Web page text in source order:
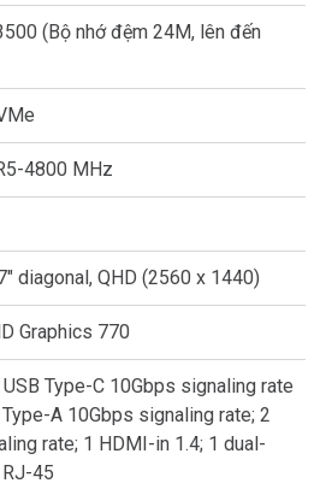
(Bộ nhớ đệm 24M, lên đến
4800 MHz
diagonal, QHD (2560 x 1440)
Graphics 770
USB Type-C 10Gbps signaling rate
A 10Gbps signaling rate; 2
rate; 1 HDMI-in 1.4; 1 dual-
45